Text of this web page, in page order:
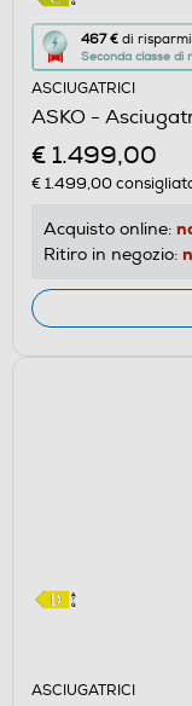
467 € di
Seconda classe di
Questa
azione
aprirà
il
Calcolatore
di
energetico
Youreko.
ASCIUGATRICI
ASKO -
€ 1.499,00
€ 1.499,00
Acquisto online:
Ritiro in negozio:
ASCIUGATRICI